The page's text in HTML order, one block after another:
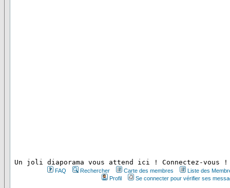
Un joli diaporama vous attend ici ! Connectez-vous !
FAQ Rechercher Carte des membres
Liste des
Profil
Se connecter pour vérifier ses